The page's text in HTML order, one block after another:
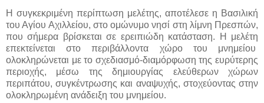
Η συγκεκριμένη περίπτωση μελέτης, αποτέλεσε η Βασιλική
του Αγίου Αχιλλείου, στο ομώνυμο νησί στη λίμνη Πρεσπών,
που σήμερα βρίσκεται σε ερειπιώδη κατάσταση. Η μελέτη
επεκτείνεται στο περιβάλλοντα χώρο του μνημείου
ολοκληρώνεται με το σχεδιασμό-διαμόρφωση της ευρύτερης
περιοχής, μέσω της δημιουργίας ελεύθερων χώρων
περιπάτου, συγκέντρωσης και αναψυχής, στοχεύοντας στην
ολοκληρωμένη ανάδειξη του μνημείου.